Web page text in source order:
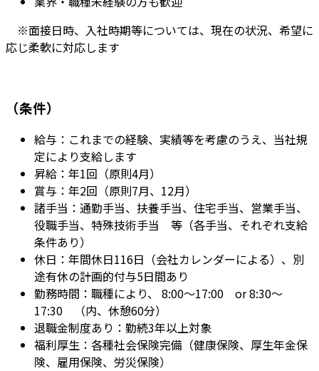
※面接日時、入社時期等については、現在の状況、希望に
応じ柔軟に対応します
（条件）
給与：これまでの経験、実績等を考慮のうえ、当社規
定により支給します
昇給：年1回（原則4月）
賞与：年2回（原則7月、12月）
諸手当：通勤手当、扶養手当、住宅手当、営業手当、
役職手当、特殊技術手当 等（各手当、それぞれ支給
条件あり）
休日：年間休日116日（会社カレンダーによる）、別
途有休の計画的付与5日間あり
勤務時間：職種により、 8:00～17:00 or 8:30～
17:30 （内、休憩60分）
退職金制度あり：勤続3年以上対象
福利厚生：各種社会保険完備（健康保険、厚生年金保
険、雇用保険、労災保険）